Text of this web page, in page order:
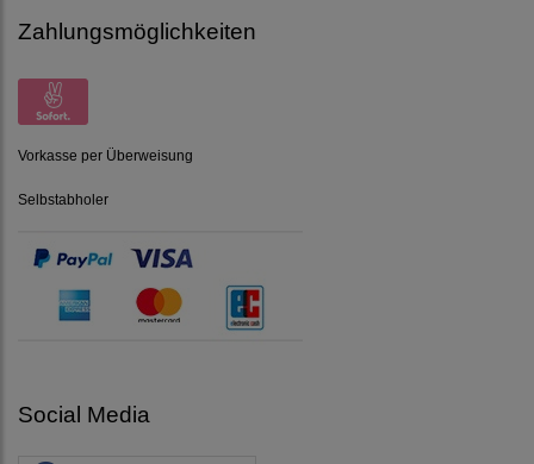
Zahlungsmöglichkeiten
Vorkasse per Überweisung
Selbstabholer
Social Media